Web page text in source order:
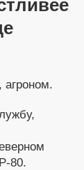
агроном.
80.